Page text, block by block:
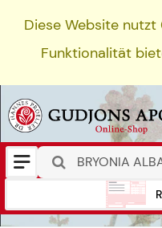
Diese Website
Funktionalität